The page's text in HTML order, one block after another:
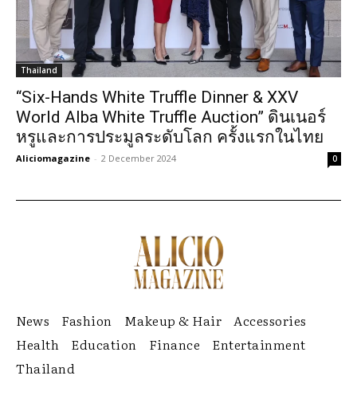
Thailand
“Six-Hands White Truffle Dinner & XXV
World Alba White Truffle Auction” ดินเนอร์
หรูและการประมูลระดับโลก ครั้งแรกในไทย
Aliciomagazine - 2 December 2024 0
News Fashion Makeup & Hair
Accessories
Health
Education Finance
Entertainment
Thailand